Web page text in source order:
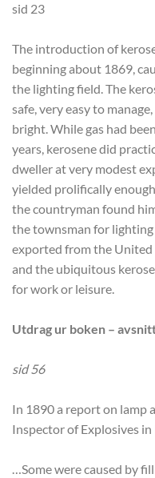
sid 23
The introduction of
beginning about 1869,
the lighting field. The
safe, very easy to
bright. While gas had
years, kerosene did
dweller at very modest
yielded prolifically
the countryman found
the townsman for
exported from the United
and the ubiquitous
for work or leisure.
Utdrag ur boken –
sid 56
In 1890 a report on lamp
Inspector of Explosives
…Some were caused by